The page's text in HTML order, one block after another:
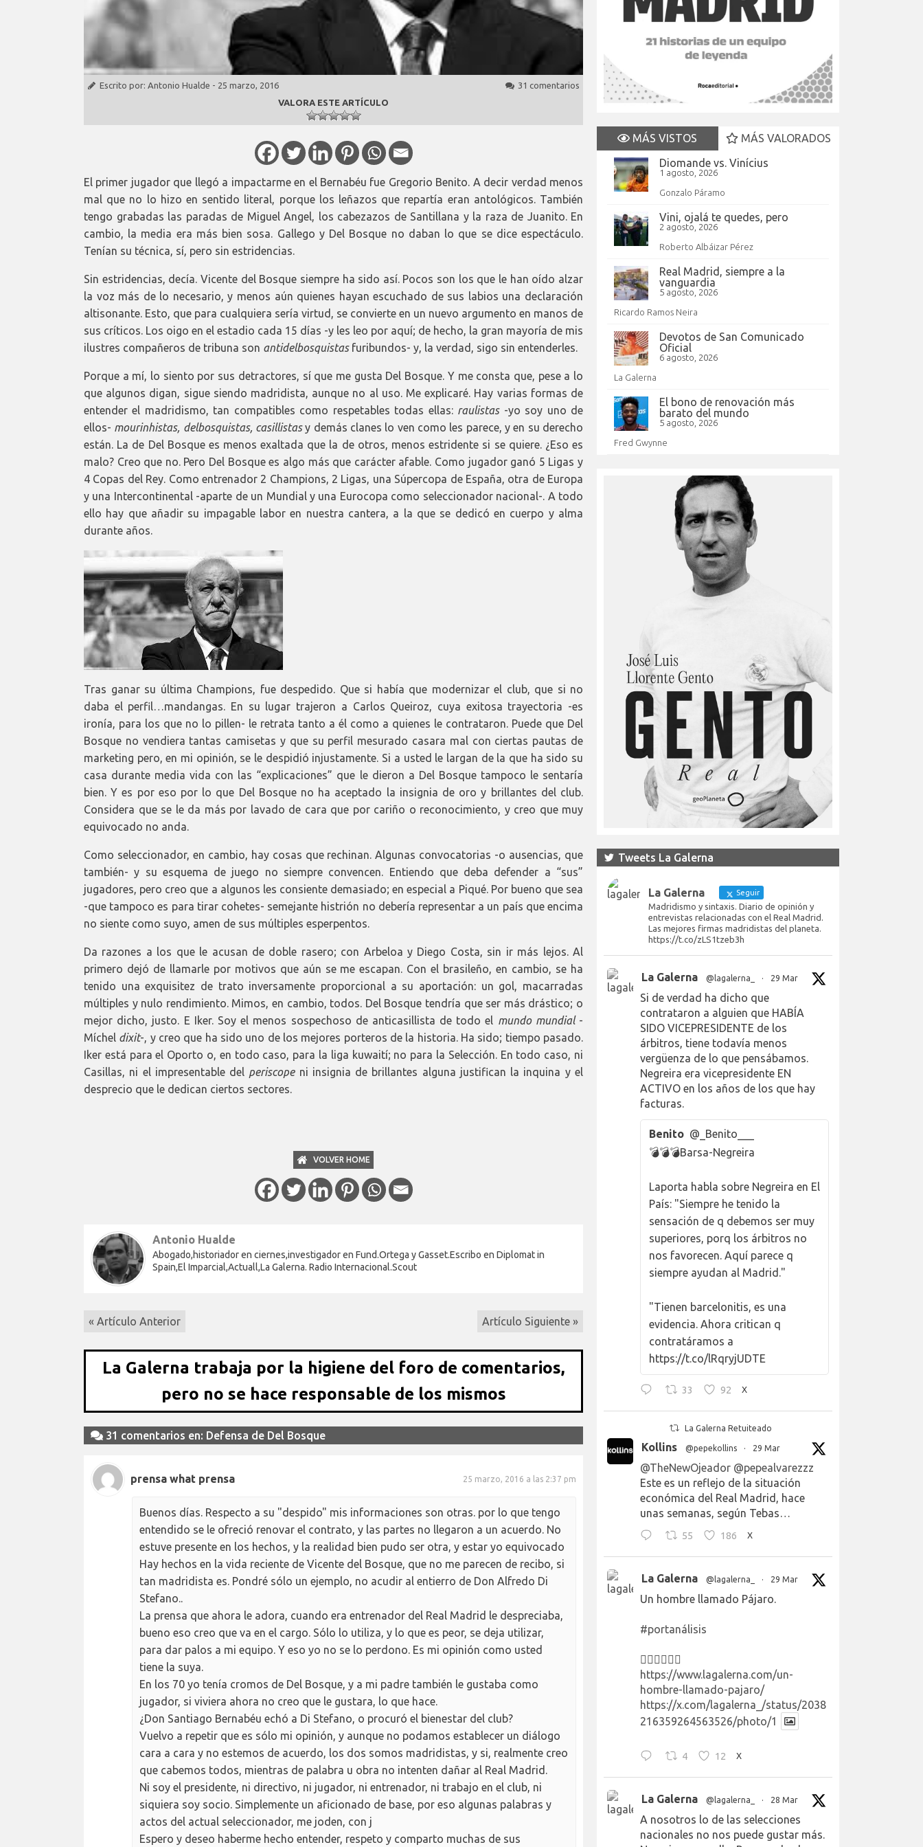
Escrito por: Antonio Hualde - 25 marzo, 2016
31 comentarios
VALORA ESTE ARTÍCULO
El primer jugador que llegó a impactarme en el Bernabéu fue Gregorio Benito. A decir verdad menos
mal que no lo hizo en sentido literal, porque los leñazos que repartía eran antológicos. También
tengo grabadas las paradas de Miguel Angel, los cabezazos de Santillana y la raza de Juanito. En
cambio, la media era más bien sosa. Gallego y Del Bosque no daban lo que se dice espectáculo.
Tenían su técnica, sí, pero sin estridencias.
Sin estridencias, decía. Vicente del Bosque siempre ha sido así. Pocos son los que le han oído alzar
la voz más de lo necesario, y menos aún quienes hayan escuchado de sus labios una declaración
altisonante. Esto, que para cualquiera sería virtud, se convierte en un nuevo argumento en manos de
sus críticos. Los oigo en el estadio cada 15 días -y les leo por aquí; de hecho, la gran mayoría de mis
ilustres compañeros de tribuna son antidelbosquistasfuribundos- y, la verdad, sigo sin entenderles.
Porque a mí, lo siento por sus detractores, sí que me gusta Del Bosque. Y me consta que, pese a lo
que algunos digan, sigue siendo madridista, aunque no al uso. Me explicaré. Hay varias formas de
entender el madridismo, tan compatibles como respetables todas ellas: raulistas-yo soy uno de
ellos- mourinhistas, delbosquistas, casillistasy demás clanes lo ven como les parece, y en su derecho
están. La de Del Bosque es menos exaltada que la de otros, menos estridente si se quiere. ¿Eso es
malo? Creo que no. Pero Del Bosque es algo más que carácter afable. Como jugador ganó 5 Ligas y
4 Copas del Rey. Como entrenador 2 Champions, 2 Ligas, una Súpercopa de España, otra de Europa
y una Intercontinental -aparte de un Mundial y una Eurocopa como seleccionador nacional-. A todo
ello hay que añadir su impagable labor en nuestra cantera, a la que se dedicó en cuerpo y alma
durante años.
Tras ganar su última Champions, fue despedido. Que si había que modernizar el club, que si no
daba el perfil…mandangas. En su lugar trajeron a Carlos Queiroz, cuya exitosa trayectoria -es
ironía, para los que no lo pillen- le retrata tanto a él como a quienes le contrataron. Puede que Del
Bosque no vendiera tantas camisetas y que su perfil mesurado casara mal con ciertas pautas de
marketing pero, en mi opinión, se le despidió injustamente. Si a usted le largan de la que ha sido su
casa durante media vida con las “explicaciones” que le dieron a Del Bosque tampoco le sentaría
bien. Y es por eso por lo que Del Bosque no ha aceptado la insignia de oro y brillantes del club.
Considera que se le da más por lavado de cara que por cariño o reconocimiento, y creo que muy
equivocado no anda.
Como seleccionador, en cambio, hay cosas que rechinan. Algunas convocatorias -o ausencias, que
también- y su esquema de juego no siempre convencen. Entiendo que deba defender a “sus”
jugadores, pero creo que a algunos les consiente demasiado; en especial a Piqué. Por bueno que sea
-que tampoco es para tirar cohetes- semejante histrión no debería representar a un país que encima
no siente como suyo, amen de sus múltiples esperpentos.
Da razones a los que le acusan de doble rasero; con Arbeloa y Diego Costa, sin ir más lejos. Al
primero dejó de llamarle por motivos que aún se me escapan. Con el brasileño, en cambio, se ha
tenido una exquisitez de trato inversamente proporcional a su aportación: un gol, macarradas
múltiples y nulo rendimiento. Mimos, en cambio, todos. Del Bosque tendría que ser más drástico; o
mejor dicho, justo. E Iker. Soy el menos sospechoso de anticasillista de todo el mundo mundial-
Míchel dixit-, y creo que ha sido uno de los mejores porteros de la historia. Ha sido; tiempo pasado.
Iker está para el Oporto o, en todo caso, para la liga kuwaití; no para la Selección. En todo caso, ni
Casillas, ni el impresentable del periscopeni insignia de brillantes alguna justifican la inquina y el
desprecio que le dedican ciertos sectores.
VOLVER HOME
Antonio Hualde
Abogado,historiador en ciernes,investigador en Fund.Ortega y Gasset.Escribo en Diplomat in
Spain,El Imparcial,Actuall,La Galerna. Radio Internacional.Scout
« Artículo Anterior Artículo Siguiente »
La Galerna trabaja por la higiene del foro de comentarios,
pero no se hace responsable de los mismos
31 comentarios en: Defensa de Del Bosque
prensa what prensa 25 marzo, 2016 a las 2:37 pm
Buenos días. Respecto a su "despido" mis informaciones son otras. por lo que tengo
entendido se le ofreció renovar el contrato, y las partes no llegaron a un acuerdo. No
estuve presente en los hechos, y la realidad bien pudo ser otra, y estar yo equivocado
Hay hechos en la vida reciente de Vicente del Bosque, que no me parecen de recibo, si
tan madridista es. Pondré sólo un ejemplo, no acudir al entierro de Don Alfredo Di
Stefano..
La prensa que ahora le adora, cuando era entrenador del Real Madrid le despreciaba,
bueno eso creo que va en el cargo. Sólo lo utiliza, y lo que es peor, se deja utilizar,
para dar palos a mi equipo. Y eso yo no se lo perdono. Es mi opinión como usted
tiene la suya.
En los 70 yo tenía cromos de Del Bosque, y a mi padre también le gustaba como
jugador, si viviera ahora no creo que le gustara, lo que hace.
¿Don Santiago Bernabéu echó a Di Stefano, o procuró el bienestar del club?
Vuelvo a repetir que es sólo mi opinión, y aunque no podamos establecer un diálogo
cara a cara y no estemos de acuerdo, los dos somos madridistas, y si, realmente creo
que cabemos todos, mientras de palabra u obra no intenten dañar al Real Madrid.
Ni soy el presidente, ni directivo, ni jugador, ni entrenador, ni trabajo en el club, ni
siquiera soy socio. Simplemente un aficionado de base, por eso algunas palabras y
actos del actual seleccionador, me joden, con j
Espero y deseo haberme hecho entender, respeto y comparto muchas de sus
MÁS VISTOS
MÁS VALORADOS
Diomande vs. Vinícius
1 agosto, 2026
Gonzalo Páramo
Vini, ojalá te quedes, pero
2 agosto, 2026
Roberto Albáizar Pérez
Real Madrid, siempre a la
vanguardia
5 agosto, 2026
Ricardo Ramos Neira
Devotos de San Comunicado
Oficial
6 agosto, 2026
La Galerna
El bono de renovación más
barato del mundo
5 agosto, 2026
Fred Gwynne
Tweets La Galerna
La Galerna Seguir
Madridismo y sintaxis. Diario de opinión y
entrevistas relacionadas con el Real Madrid.
Las mejores firmas madridistas del planeta.
https://t.co/zLS1tzeb3h
La Galerna @lagalerna_ · 29 Mar
Si de verdad ha dicho que
contrataron a alguien que HABÍA
SIDO VICEPRESIDENTE de los
árbitros, tiene todavía menos
vergüenza de lo que pensábamos.
Negreira era vicepresidente EN
ACTIVO en los años de los que hay
facturas.
Benito @_Benito___
💣💣💣Barsa-Negreira
Laporta habla sobre Negreira en El
País: "Siempre he tenido la
sensación de q debemos ser muy
superiores, porq los árbitros no
nos favorecen. Aquí parece q
siempre ayudan al Madrid."
"Tienen barcelonitis, es una
evidencia. Ahora critican q
contratáramos a
https://t.co/lRqryjUDTE
33 92 X
La Galerna Retuiteado
Kollins @pepekollins · 29 Mar
@TheNewOjeador @pepealvarezzz
Este es un reflejo de la situación
económica del Real Madrid, hace
unas semanas, según Tebas…
55 186 X
La Galerna @lagalerna_ · 29 Mar
Un hombre llamado Pájaro.
#portanálisis
👉🏻👉🏻👉🏻
https://www.lagalerna.com/un-
hombre-llamado-pajaro/
https://x.com/lagalerna_/status/2038
216359264563526/photo/1
4 12 X
La Galerna @lagalerna_ · 28 Mar
A nosotros lo de las selecciones
nacionales no nos puede gustar más.